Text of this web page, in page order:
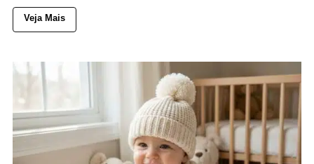
Veja Mais